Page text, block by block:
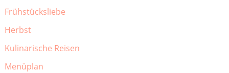
Frühstücksliebe
Herbst
Kulinarische Reisen
Menüplan